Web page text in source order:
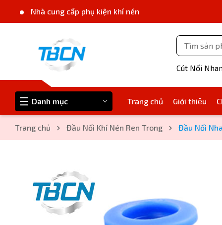
Nhà cung cấp phụ kiện khí nén
Cút Nối
Danh mục Trang chủ Giới thiệu
Trang chủ Đầu Nối Khí Nén Ren Trong Đầu Nối